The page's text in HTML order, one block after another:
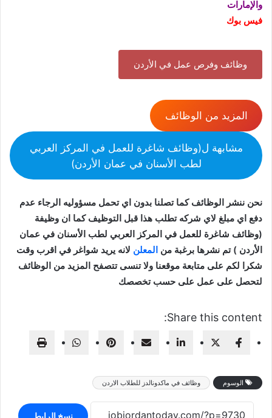
والإمارات
فيس بوك
وظائف وفرص عمل في الأردن
المزيد من الوظائف
مشابهة ل(وظائف شاغرة للعمل في المركز العربي
لطب الأسنان في عمان الأردن)
نحن ننشر الوظائف كما تصلنا بدون اي تحمل مسؤوليه الرجاء عدم
دفع اي مبلغ لاي شركه تطلب هذا قبل التوظيف كما ان وظيفة
(وظائف شاغرة للعمل في المركز العربي لطب الأسنان في عمان
الأردن ) تم نشرها برغبة من المعلن لانه يريد شواغر في اقرب وقت
شكرا لكم على متابعة موقعنا ولا تنسى تتصفح المزيد من الوظائف
لتحصل على عمل على حسب تخصصك
Share this content:
الوسوم وظائف في ماكدونالدز للطلاب الاردن